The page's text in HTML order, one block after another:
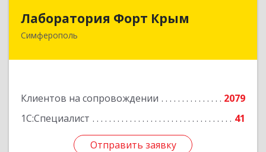
Лаборатория Форт Крым
Симферополь
Клиентов на сопровождении
2079
1С:Специалист
41
Отправить заявку
295034, Крым Респ, Симферополь г, Киевская
Отправить заявку